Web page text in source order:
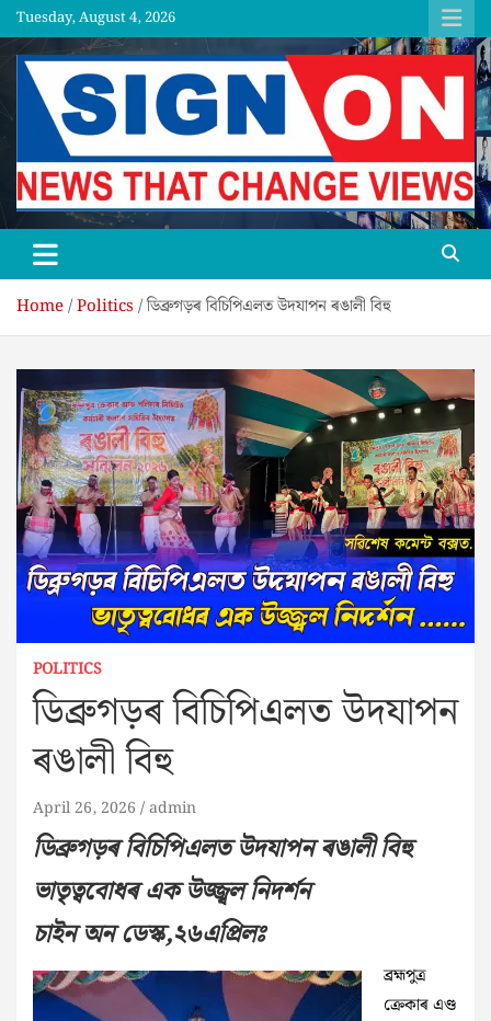
Skip
to
content
Tuesday, August 4, 2026
SGNON
Home Politics ডিব্ৰুগড়ৰ বিচিপিএলত উদযাপন ৰঙালী বিহু
POLITICS
ডিব্ৰুগড়ৰ বিচিপিএলত উদযাপন
ৰঙালী বিহু
April 26, 2026 admin
ডিব্ৰুগড়ৰ বিচিপিএলত উদযাপন ৰঙালী বিহু
ভাতৃত্ববোধৰ এক উজ্জ্বল নিদৰ্শন
চাইন অন ডেস্ক,২৬এপ্ৰিলঃ
ব্ৰহ্মপুত্ৰ
ক্ৰেকাৰ এণ্ড